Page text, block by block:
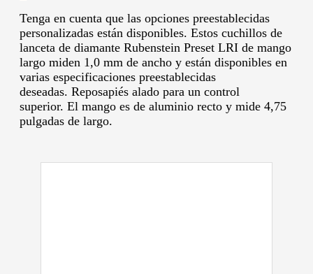
Tenga en cuenta que las opciones preestablecidas
personalizadas están disponibles. Estos cuchillos de
lanceta de diamante Rubenstein Preset LRI de mango
largo miden 1,0 mm de ancho y están disponibles en
varias especificaciones preestablecidas
deseadas. Reposapiés alado para un control
superior. El mango es de aluminio recto y mide 4,75
pulgadas de largo.